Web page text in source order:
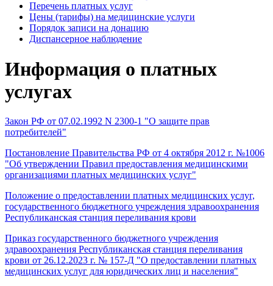
Перечень платных услуг
Цены (тарифы) на медицинские услуги
Порядок записи на донацию
Диспансерное наблюдение
Информация о платных
услугах
Закон РФ от 07.02.1992 N 2300-1 "О защите прав
потребителей"
Постановление Правительства РФ от 4 октября 2012 г. №1006
"Об утверждении Правил предоставления медицинскими
организациями платных медицинских услуг"
Положение о предоставлении платных медицинских услуг,
государственного бюджетного учреждения здравоохранения
Республиканская станция переливания крови
Приказ государственного бюджетного учреждения
здравоохранения Республиканская станция переливания
крови от 26.12.2023 г. № 157-Д "О предоставлении платных
медицинских услуг для юридических лиц и населения"